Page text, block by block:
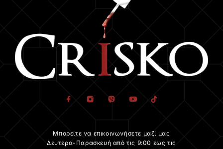
Μπορείτε να επικοινωνήσετε μαζί μας
Δευτέρα-Παρασκευή από τις 9:00 έως τις